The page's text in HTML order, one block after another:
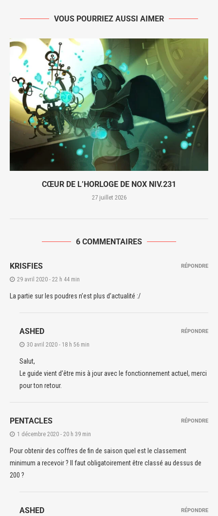
VOUS POURRIEZ AUSSI AIMER
CŒUR DE L’HORLOGE DE NOX NIV.231
27 juillet 2026
6 COMMENTAIRES
KRISFIES
29 avril 2020 - 22 h 44 min
La partie sur les poudres n’est plus d’actualité :/
RÉPONDRE
ASHED
30 avril 2020 - 18 h 56 min
Salut,
Le guide vient d’être mis à jour avec le fonctionnement actuel, merci
pour ton retour.
RÉPONDRE
PENTACLES
1 décembre 2020 - 20 h 39 min
Pour obtenir des coffres de fin de saison quel est le classement
minimum a recevoir ? Il faut obligatoirement être classé au dessus de
200 ?
RÉPONDRE
ASHED RÉPONDRE